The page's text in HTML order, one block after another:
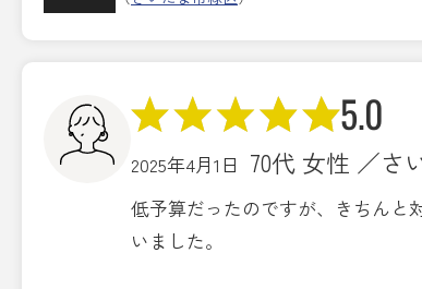
5.0
2025年4月1日 70代 女性 ／さ
低予算だったのですが、きちんと
いました。